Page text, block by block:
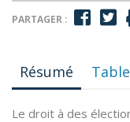
PARTAGER :
Résumé
Le droit à des